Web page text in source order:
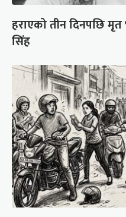
हराएको तीन दिनपछि
सिंह